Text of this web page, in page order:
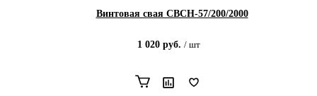
Винтовая свая СВСН-57/200/2000
1 020руб. / шт